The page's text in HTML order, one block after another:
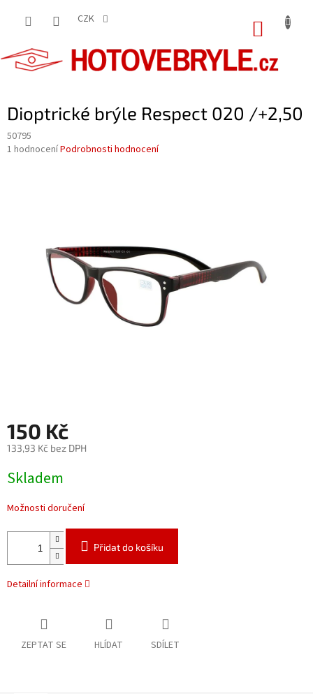
CZK
Dioptrické brýle Respect 020 /+2,50
50795
Průměrné
1 hodnoceníPodrobnosti hodnocení
150 Kč
133,93 Kč bez DPH
cena:
Skladem
Možnosti doručení
Přidat do košíku
Detailní informace
ZEPTAT SE HLÍDAT SDÍLET